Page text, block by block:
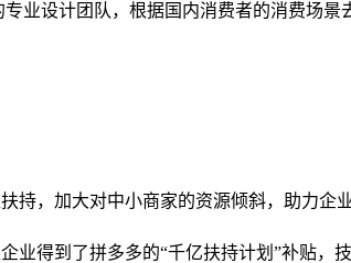
业设计团队，根据国内消费者的消费场
持，加大对中小商家的资源倾斜，助力企业
得到了拼多多的“千亿扶持计划”补贴，